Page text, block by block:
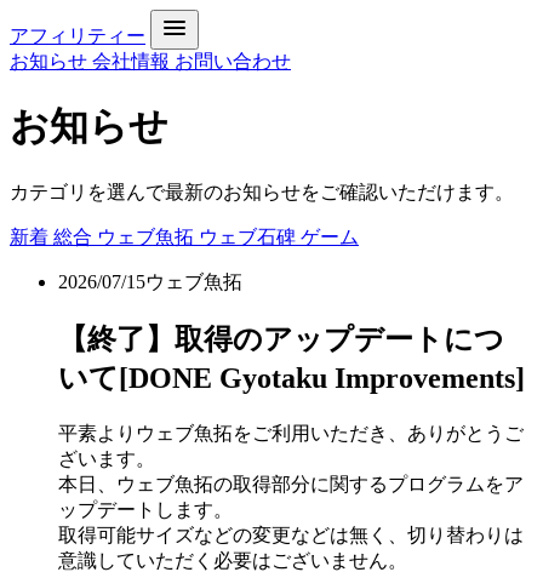
アフィリティー
お知らせ 会社情報 お問い合わせ
お知らせ
カテゴリを選んで最新のお知らせをご確認いただけます。
新着 総合 ウェブ魚拓 ウェブ石碑 ゲーム
2026/07/15ウェブ魚拓
【終了】取得のアップデートにつ
いて[DONE Gyotaku Improvements]
平素よりウェブ魚拓をご利用いただき、ありがとうご
ざいます。
本日、ウェブ魚拓の取得部分に関するプログラムをア
ップデートします。
取得可能サイズなどの変更などは無く、切り替わりは
意識していただく必要はございません。